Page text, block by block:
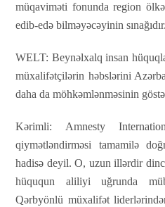
müqaviməti fonunda region
edib-edə bilməyəcəyinin sınağıdır.
WELT: Beynəlxalq insan
müxalifətçilərin həbslərini
daha da möhkəmlənməsinin
Kərimli: Amnesty
qiymətləndirməsi tamamilə
hadisə deyil. O, uzun illərdir
hüququn aliliyi uğrunda
Qərbyönlü müxalifət